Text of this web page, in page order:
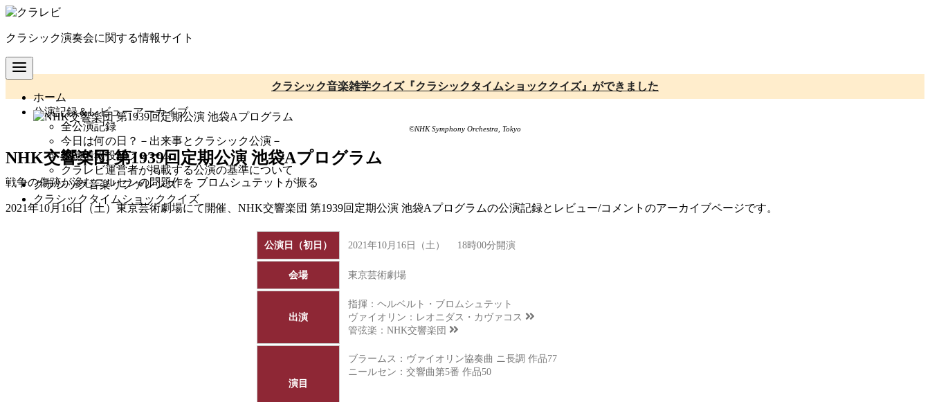
コ
テ
ン
ツ
移
クラシック演奏会に関する情報サイト
ホーム
公演記録＆レビューアーカイブ
全公演記録
今日は何の日？－出来事とクラシック公演－
公演情報投稿フォーム
クラレビ運営者が掲載する公演の基準について
クラシック音楽リファレンス
クラシックタイムショッククイズ
クラシック音楽雑学クイズ『クラシックタイムショッククイズ』ができました
©NHK Symphony Orchestra, Tokyo
NHK交響楽団 第1939回定期公演 池袋Aプログラム
戦争の傷跡が滲むニルセンの問題作を ブロムシュテットが振る
2021年10月16日（土）東京芸術劇場にて開催、NHK交響楽団 第1939回定期公演 池袋Aプログラムの公演記録とレビュー/コメントのアーカイブページです。
公演日（初日） 2021年10月16日（土） 18時00分開演
会場 東京芸術劇場
出演
指揮：ヘルベルト・ブロムシュテット
ヴァイオリン： レオニダス・カヴァコス
管弦楽： NHK交響楽団
演目
ブラームス：ヴァイオリン協奏曲 ニ長調 作品77
ニールセン：交響曲第5番 作品50